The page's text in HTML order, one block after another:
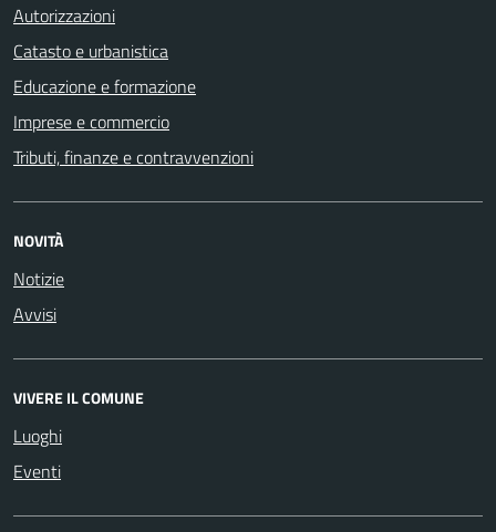
Autorizzazioni
Catasto e urbanistica
Educazione e formazione
Imprese e commercio
Tributi, finanze e contravvenzioni
NOVITÀ
Notizie
Avvisi
VIVERE IL COMUNE
Luoghi
Eventi